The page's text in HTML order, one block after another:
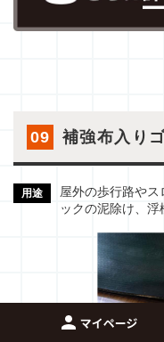
09 補強布入り
用途
屋外の歩行路やス
ックの泥除け、